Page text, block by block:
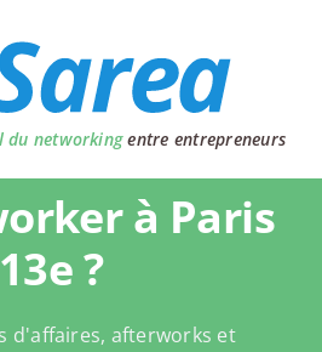
du networkingentre entrepreneurs
à Paris
13e ?
d'affaires, afterworks et